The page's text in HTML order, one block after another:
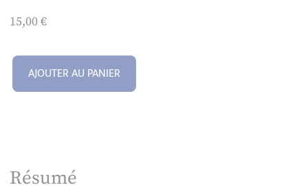
15,00€
AJOUTER AU PANIER
Résumé